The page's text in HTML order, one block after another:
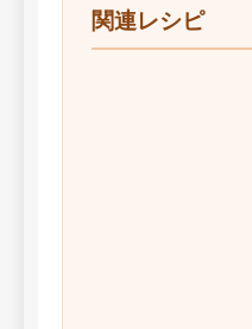
関連レシピ